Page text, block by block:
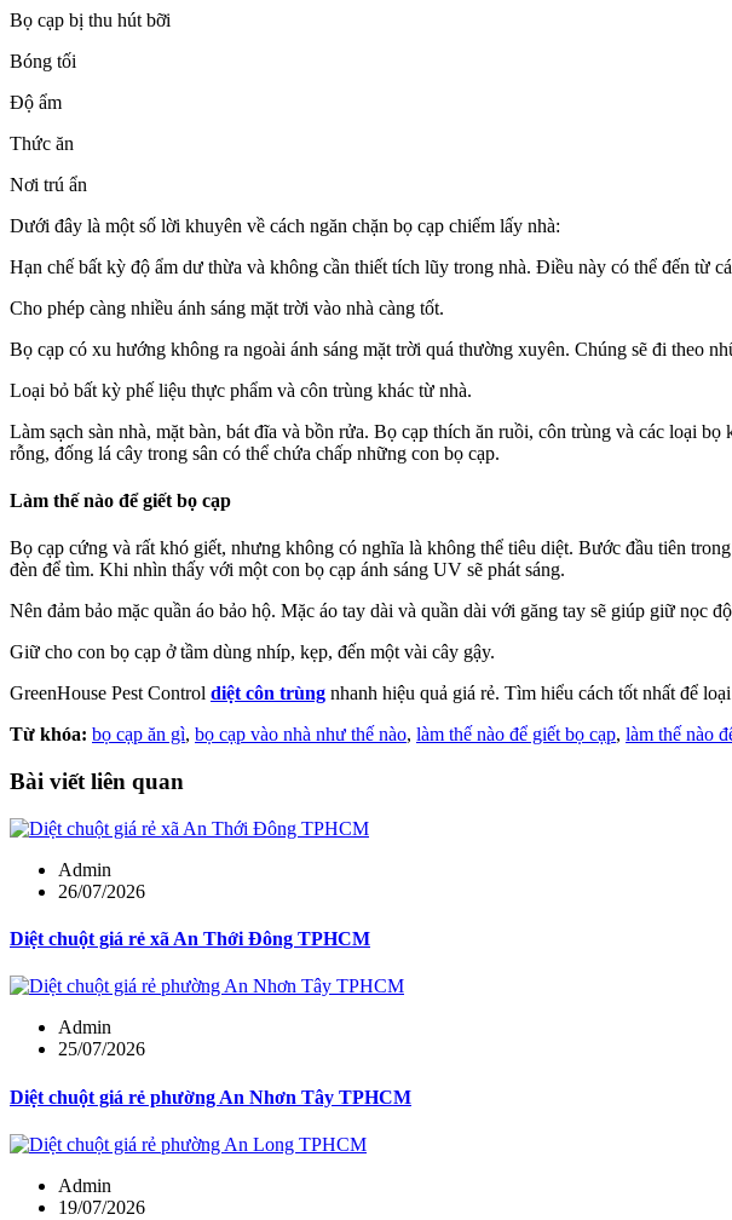
Bọ cạp bị thu hút bỡi
Bóng tối
Độ ẩm
Thức ăn
Nơi trú ẩn
Dưới đây là một số lời khuyên về cách ngăn chặn bọ cạp chiếm lấy nhà:
Hạn chế bất kỳ độ ẩm dư thừa và không cần thiết tích lũy trong nhà. Điều này có thể đến từ
Cho phép càng nhiều ánh sáng mặt trời vào nhà càng tốt.
Bọ cạp có xu hướng không ra ngoài ánh sáng mặt trời quá thường xuyên. Chúng sẽ đi theo
Loại bỏ bất kỳ phế liệu thực phẩm và côn trùng khác từ nhà.
Làm sạch sàn nhà, mặt bàn, bát đĩa và bồn rửa. Bọ cạp thích ăn ruồi, côn trùng và các loại
rỗng, đống lá cây trong sân có thể chứa chấp những con bọ cạp.
Làm thế nào để giết bọ cạp
Bọ cạp cứng và rất khó giết, nhưng không có nghĩa là không thể tiêu diệt. Bước đầu tiên
đèn để tìm. Khi nhìn thấy với một con bọ cạp ánh sáng UV sẽ phát sáng.
Nên đảm bảo mặc quần áo bảo hộ. Mặc áo tay dài và quần dài với găng tay sẽ giúp giữ nọc
Giữ cho con bọ cạp ở tầm dùng nhíp, kẹp, đến một vài cây gậy.
GreenHouse Pest Control diệt côn trùng nhanh hiệu quả giá rẻ. Tìm hiểu cách tốt nhất để
Từ khóa: bọ cạp ăn gì, bọ cạp vào nhà như thế nào, làm thế nào để giết bọ cạp, làm thế nào
Bài viết liên quan
Admin
26/07/2026
Diệt chuột giá rẻ xã An Thới Đông TPHCM
Admin
25/07/2026
Diệt chuột giá rẻ phường An Nhơn Tây TPHCM
Admin
19/07/2026